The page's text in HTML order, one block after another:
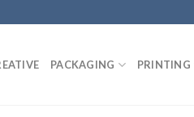
PACKAGING PRINTING